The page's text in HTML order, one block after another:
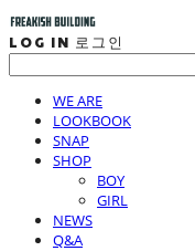
LOG IN 로그인
WE ARE
LOOKBOOK
SNAP
SHOP
BOY
GIRL
NEWS
Q&A